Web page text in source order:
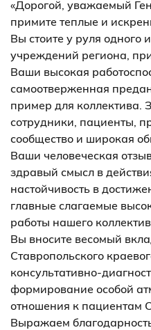
«Дорогой, уважаемый
примите теплые и
Вы стоите у руля
учреждений региона,
Ваши высокая
самоотверженная
пример для коллектива.
сотрудники, пациенты,
сообщество и широкая
Ваши человеческая
здравый смысл в
настойчивость в
главные слагаемые
работы нашего
Вы вносите весомый
Ставропольского
консультативно-
формирование особой
отношения к пациентам
Выражаем